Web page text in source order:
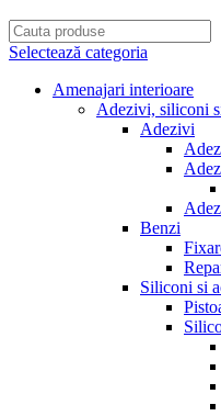
Selectează categoria
Amenajari interioare
Adezivi, siliconi
Adezivi
Benzi
Siliconi si